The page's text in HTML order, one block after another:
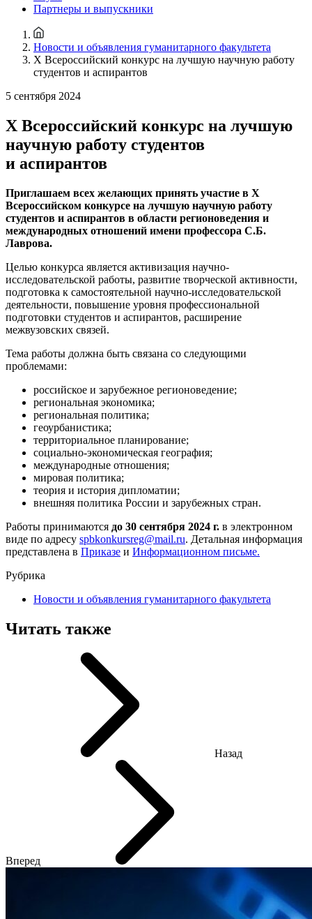
Партнеры и выпускники
Новости и объявления гуманитарного факультета
X Всероссийский конкурс на лучшую научную работу
студентов и аспирантов
5 сентября 2024
X Всероссийский конкурс на лучшую
научную работу студентов
и аспирантов
Приглашаем всех желающих принять участие в X
Всероссийском конкурсе на лучшую научную работу
студентов и аспирантов в области регионоведения и
международных отношений имени профессора С.Б.
Лаврова.
Целью конкурса является активизация научно-
исследовательской работы, развитие творческой активности,
подготовка к самостоятельной научно-исследовательской
деятельности, повышение уровня профессиональной
подготовки студентов и аспирантов, расширение
межвузовских связей.
Тема работы должна быть связана со следующими
проблемами:
российское и зарубежное регионоведение;
региональная экономика;
региональная политика;
геоурбанистика;
территориальное планирование;
социально-экономическая география;
международные отношения;
мировая политика;
теория и история дипломатии;
внешняя политика России и зарубежных стран.
Работы принимаются до 30 сентября 2024 г. в электронном
виде по адресу spbkonkursreg@mail.ru. Детальная информация
представлена в Приказе и Информационном письме.
Рубрика
Новости и объявления гуманитарного факультета
Читать также
Назад
Вперед